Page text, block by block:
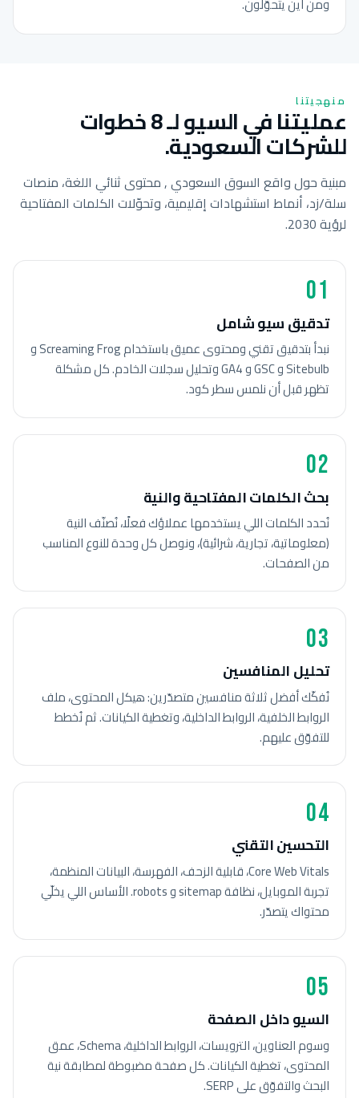
منهجيتنا
عمليتنا في السيو لـ 8 خطوات
للشركات السعودية.
مبنية حول واقع السوق السعودي , محتوى ثنائي اللغة، منصات
سلة/زد، أنماط استشهادات إقليمية، وتحوّلات الكلمات المفتاحية
لرؤية 2030.
01
تدقيق سيو شامل
نبدأ بتدقيق تقني ومحتوى عميق باستخدام Screaming Frog و
Sitebulb و GSC و GA4 وتحليل سجلات الخادم. كل مشكلة
تظهر قبل أن نلمس سطر كود.
02
بحث الكلمات المفتاحية والنية
نُحدد الكلمات اللي يستخدمها عملاؤك فعلًا، نُصنّف النية
(معلوماتية، تجارية، شرائية)، ونوصل كل وحدة للنوع المناسب
من الصفحات.
03
تحليل المنافسين
نُفكّك أفضل ثلاثة منافسين متصدّرين: هيكل المحتوى، ملف
الروابط الخلفية، الروابط الداخلية، وتغطية الكيانات. ثم نُخطط
للتفوّق عليهم.
04
التحسين التقني
Core Web Vitals، قابلية الزحف، الفهرسة، البيانات المنظمة،
تجربة الموبايل، نظافة sitemap و robots. الأساس اللي يخلّي
محتواك يتصدّر.
05
السيو داخل الصفحة
وسوم العناوين، الترويسات، الروابط الداخلية، Schema، عمق
المحتوى، تغطية الكيانات. كل صفحة مضبوطة لمطابقة نية
البحث والتفوّق على SERP.